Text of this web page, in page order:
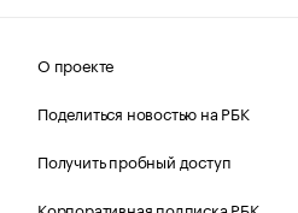
О проекте
Поделиться новостью на РБК
Получить пробный доступ